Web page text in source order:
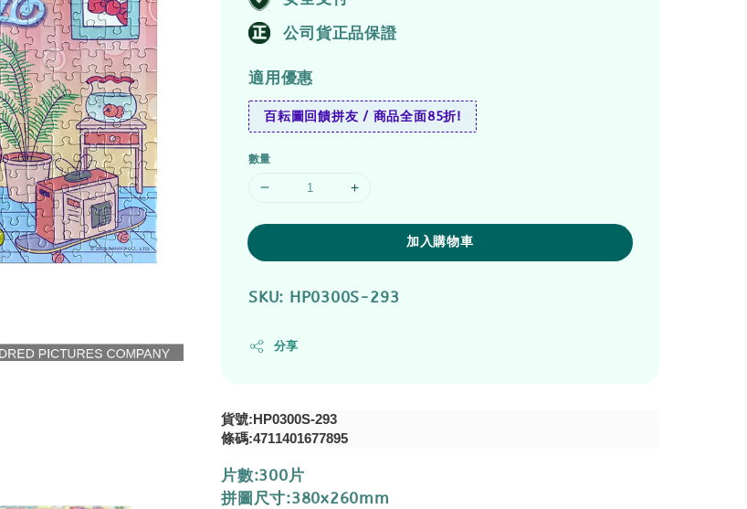
公司貨正品保證
適用優惠
百耘圖回饋拼友 / 商品全面85折!
數量
加入購物車
SKU: HP0300S-293
分享
貨號:HP0300S-293
條碼:4711401677895
片數:300片
拼圖尺寸:380x260mm